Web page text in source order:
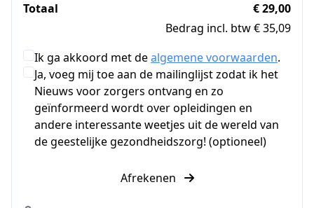
Totaal
€ 29,00
Bedrag incl. btw € 35,09
Ik ga akkoord met dealgemene voorwaarden.
Ja, voeg mij toe aan de mailinglijst zodat ik het
Nieuws voor zorgers ontvang en zo
geïnformeerd wordt over opleidingen en
andere interessante weetjes uit de wereld van
de geestelijke gezondheidszorg! (optioneel)
Afrekenen